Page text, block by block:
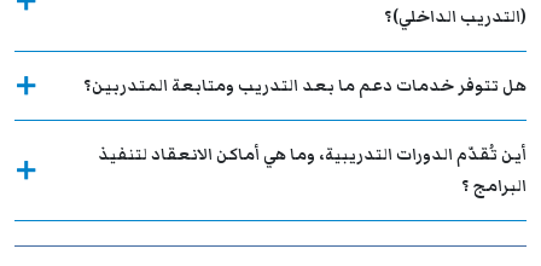
(التدريب الداخلي)؟
هل تتوفر خدمات دعم ما بعد التدريب ومتابعة المتدربين؟
أين تُقدّم الدورات التدريبية، وما هي أماكن الانعقاد لتنفيذ
البرامج ؟